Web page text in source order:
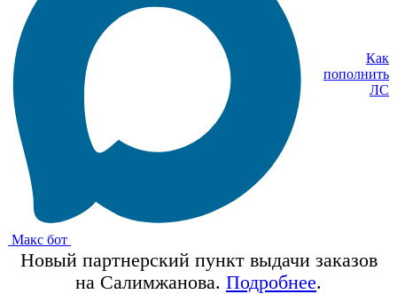
Макс бот
Как
пополнить
ЛС
Новый партнерский пункт выдачи заказов
на Салимжанова. Подробнее.